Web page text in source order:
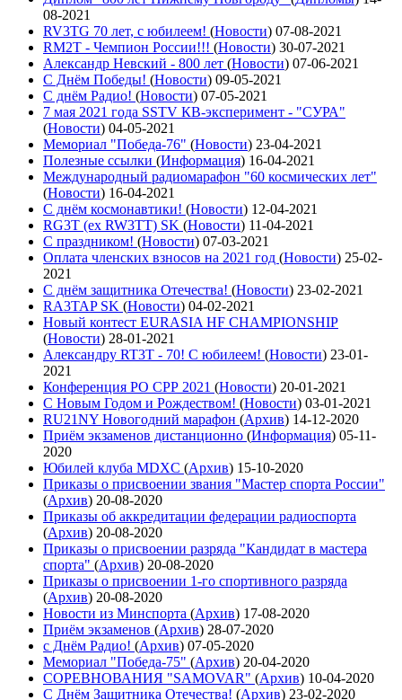
08-2021
RV3TG 70 лет, с юбилеем! (Новости) 07-08-2021
RM2T - Чемпион России!!! (Новости) 30-07-2021
Александр Невский - 800 лет (Новости) 07-06-2021
С Днём Победы! (Новости) 09-05-2021
C днём Радио! (Новости) 07-05-2021
7 мая 2021 года SSTV КВ-эксперимент - "СУРА"
(Новости) 04-05-2021
Мемориал "Победа-76" (Новости) 23-04-2021
Полезные ссылки (Информация) 16-04-2021
Международный радиомарафон "60 космических лет"
(Новости) 16-04-2021
С днём космонавтики! (Новости) 12-04-2021
RG3T (ex RW3TT) SK (Новости) 11-04-2021
С праздником! (Новости) 07-03-2021
Оплата членских взносов на 2021 год (Новости) 25-02-
2021
С днём защитника Отечества! (Новости) 23-02-2021
RA3TAP SK (Новости) 04-02-2021
Новый контест EURASIA HF CHAMPIONSHIP
(Новости) 28-01-2021
Александру RT3T - 70! С юбилеем! (Новости) 23-01-
2021
Конференция РО СРР 2021 (Новости) 20-01-2021
С Новым Годом и Рождеством! (Новости) 03-01-2021
RU21NY Новогодний марафон (Архив) 14-12-2020
Приём экзаменов дистанционно (Информация) 05-11-
2020
Юбилей клуба MDXC (Архив) 15-10-2020
Приказы о присвоении звания "Мастер спорта России"
(Архив) 20-08-2020
Приказы об аккредитации федерации радиоспорта
(Архив) 20-08-2020
Приказы о присвоении разряда "Кандидат в мастера
спорта" (Архив) 20-08-2020
Приказы о присвоении 1-го спортивного разряда
(Архив) 20-08-2020
Новости из Минспорта (Архив) 17-08-2020
Приём экзаменов (Архив) 28-07-2020
с Днём Радио! (Архив) 07-05-2020
Мемориал "Победа-75" (Архив) 20-04-2020
СОРЕВНОВАНИЯ "SAMOVAR" (Архив) 10-04-2020
С Днём Защитника Отечества! (Архив) 23-02-2020